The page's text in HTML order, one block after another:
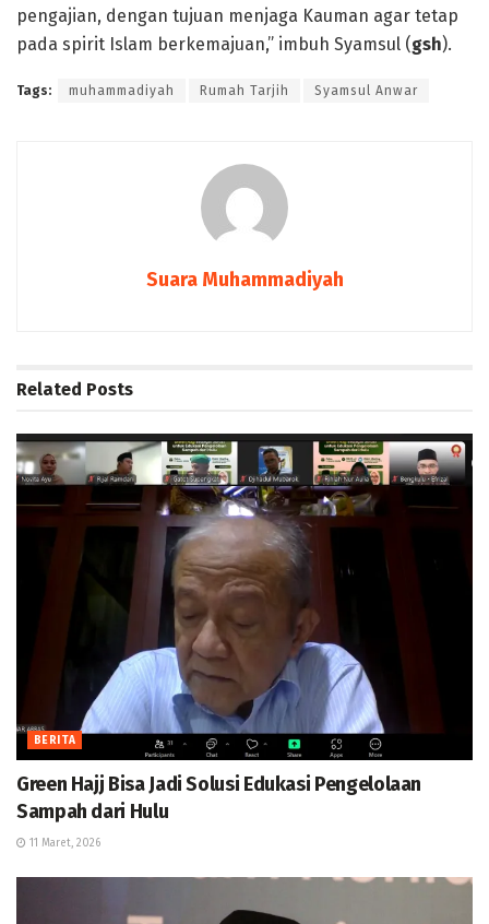
pengajian, dengan tujuan menjaga Kauman agar tetap
pada spirit Islam berkemajuan,” imbuh Syamsul (gsh).
Tags: muhammadiyah Rumah Tarjih Syamsul Anwar
Suara Muhammadiyah
Related Posts
BERITA
Green Hajj Bisa Jadi Solusi Edukasi Pengelolaan
Sampah dari Hulu
11 Maret, 2026